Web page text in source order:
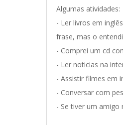
Algumas atividades:
- Ler livros em
frase, mas o
- Comprei um cd
- Ler noticias na
- Assistir filmes em
- Conversar com
- Se tiver um amigo